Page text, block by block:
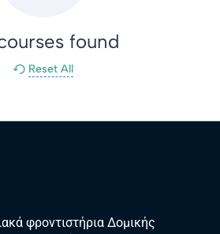
found
Reset All
φροντιστήρια Δομικής